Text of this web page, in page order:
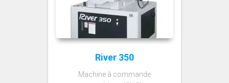
River 350
Machine à commande